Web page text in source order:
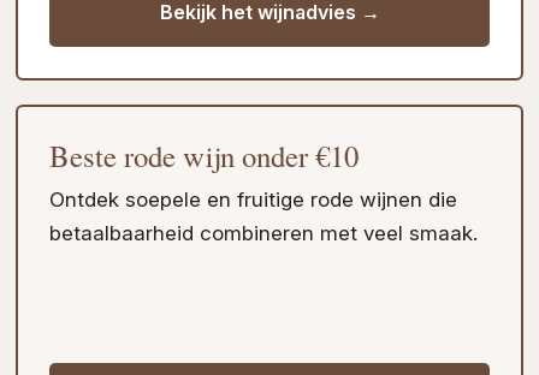
Bekijk het wijnadvies →
Beste rode wijn onder €10
Ontdek soepele en fruitige rode wijnen die
betaalbaarheid combineren met veel smaak.